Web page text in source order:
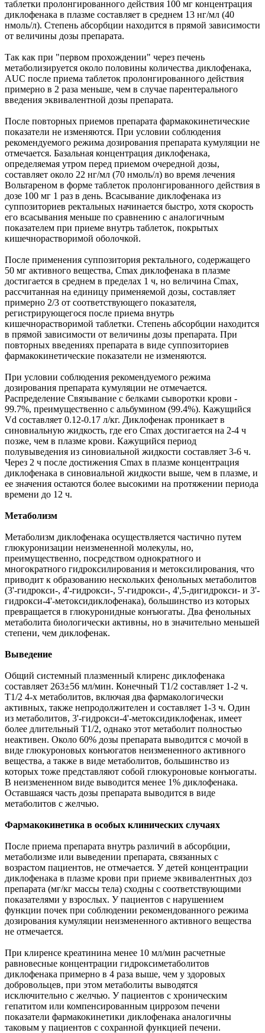
таблетки пролонгированного действия 100 мг концентрация
диклофенака в плазме составляет в среднем 13 нг/мл (40
нмоль/л). Степень абсорбции находится в прямой зависимости
от величины дозы препарата.
Так как при "первом прохождении" через печень
метаболизируется около половины количества диклофенака,
AUC после приема таблеток пролонгированного действия
примерно в 2 раза меньше, чем в случае парентерального
введения эквивалентной дозы препарата.
После повторных приемов препарата фармакокинетические
показатели не изменяются. При условии соблюдения
рекомендуемого режима дозирования препарата кумуляции не
отмечается. Базальная концентрация диклофенака,
определяемая утром перед приемом очередной дозы,
составляет около 22 нг/мл (70 нмоль/л) во время лечения
Вольтареном в форме таблеток пролонгированного действия в
дозе 100 мг 1 раз в день. Всасывание диклофенака из
суппозиториев ректальных начинается быстро, хотя скорость
его всасывания меньше по сравнению с аналогичным
показателем при приеме внутрь таблеток, покрытых
кишечнорастворимой оболочкой.
После применения суппозитория ректального, содержащего
50 мг активного вещества, Cmax диклофенака в плазме
достигается в среднем в пределах 1 ч, но величина Cmax,
рассчитанная на единицу применяемой дозы, составляет
примерно 2/3 от соответствующего показателя,
регистрирующегося после приема внутрь
кишечнорастворимой таблетки. Степень абсорбции находится
в прямой зависимости от величины дозы препарата. При
повторных введениях препарата в виде суппозиториев
фармакокинетические показатели не изменяются.
При условии соблюдения рекомендуемого режима
дозирования препарата кумуляции не отмечается.
Распределение Связывание с белками сыворотки крови -
99.7%, преимущественно с альбумином (99.4%). Кажущийся
Vd составляет 0.12-0.17 л/кг. Диклофенак проникает в
синовиальную жидкость, где его Cmax достигается на 2-4 ч
позже, чем в плазме крови. Кажущийся период
полувыведения из синовиальной жидкости составляет 3-6 ч.
Через 2 ч после достижения Cmax в плазме концентрация
диклофенака в синовиальной жидкости выше, чем в плазме, и
ее значения остаются более высокими на протяжении периода
времени до 12 ч.
Метаболизм
Метаболизм диклофенака осуществляется частично путем
глюкуронизации неизмененной молекулы, но,
преимущественно, посредством однократного и
многократного гидроксилирования и метоксилирования, что
приводит к образованию нескольких фенольных метаболитов
(3'-гидрокси-, 4'-гидрокси-, 5'-гидрокси-, 4',5-дигидрокси- и 3'-
гидрокси-4'-метоксидиклофенака), большинство из которых
превращается в глюкуронидные конъюгаты. Два фенольных
метаболита биологически активны, но в значительно меньшей
степени, чем диклофенак.
Выведение
Общий системный плазменный клиренс диклофенака
составляет 263±56 мл/мин. Конечный T1/2 составляет 1-2 ч.
T1/2 4-х метаболитов, включая два фармакологически
активных, также непродолжителен и составляет 1-3 ч. Один
из метаболитов, 3'-гидрокси-4'-метоксидиклофенак, имеет
более длительный T1/2, однако этот метаболит полностью
неактивен. Около 60% дозы препарата выводится с мочой в
виде глюкуроновых конъюгатов неизмененного активного
вещества, а также в виде метаболитов, большинство из
которых тоже представляют собой глюкуроновые конъюгаты.
В неизмененном виде выводится менее 1% диклофенака.
Оставшаяся часть дозы препарата выводится в виде
метаболитов с желчью.
Фармакокинетика в особых клинических случаях
После приема препарата внутрь различий в абсорбции,
метаболизме или выведении препарата, связанных с
возрастом пациентов, не отмечается. У детей концентрации
диклофенака в плазме крови при приеме эквивалентных доз
препарата (мг/кг массы тела) сходны с соответствующими
показателями у взрослых. У пациентов с нарушением
функции почек при соблюдении рекомендованного режима
дозирования кумуляции неизмененного активного вещества
не отмечается.
При клиренсе креатинина менее 10 мл/мин расчетные
равновесные концентрации гидроксиметаболитов
диклофенака примерно в 4 раза выше, чем у здоровых
добровольцев, при этом метаболиты выводятся
исключительно с желчью. У пациентов с хроническим
гепатитом или компенсированным циррозом печени
показатели фармакокинетики диклофенака аналогичны
таковым у пациентов с сохранной функцией печени.